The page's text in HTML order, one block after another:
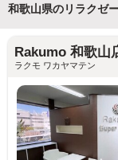
和歌山県のリラクゼ
Rakumo 和歌山
ラクモ ワカヤマテン